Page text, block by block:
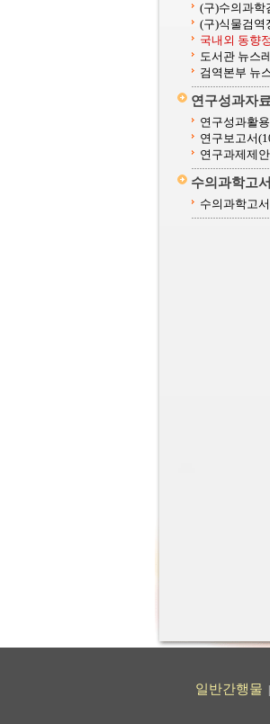
(구)수의과학
(구)식물검역
국내외 동향
도서관 뉴스
검역본부 뉴
연구성과자료
연구성과활
연구보고서
연구과제제
수의과학고서
수의과학고서
일반간행물